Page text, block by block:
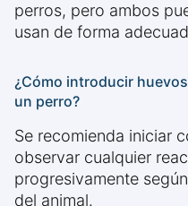
perros, pero ambos
usan de forma
¿Cómo introducir
un perro?
Se recomienda iniciar
observar cualquier
progresivamente
del animal.